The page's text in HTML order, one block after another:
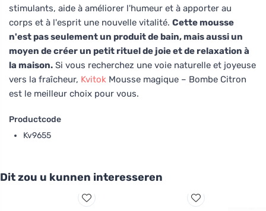
stimulants, aide à améliorer l'humeur et à apporter au
corps et à l'esprit une nouvelle vitalité. Cette mousse
n'est pas seulement un produit de bain, mais aussi un
moyen de créer un petit rituel de joie et de relaxation à
la maison. Si vous recherchez une voie naturelle et joyeuse
vers la fraîcheur, Kvitok Mousse magique – Bombe Citron
est le meilleur choix pour vous.
Productcode
Kv9655
Dit zou u kunnen interesseren